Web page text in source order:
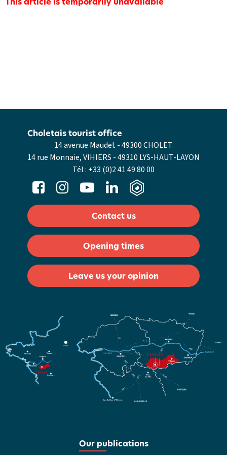
14 avenue Maudet - 49300 CHOLET
14 rue Monnaie, VIHIERS - 49310 LYS-HAUT-LAYON
Tél : +33 (0)2 41 49 80 00
Choletais tourist office
Contact us
Opening times
Leave us your opinion
Our publications